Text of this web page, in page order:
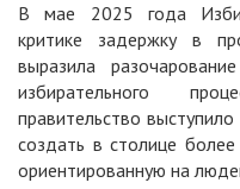
В мае 2025 года
критике задержку в
выразила
избирательного
правительство
создать в столице
ориентированную на